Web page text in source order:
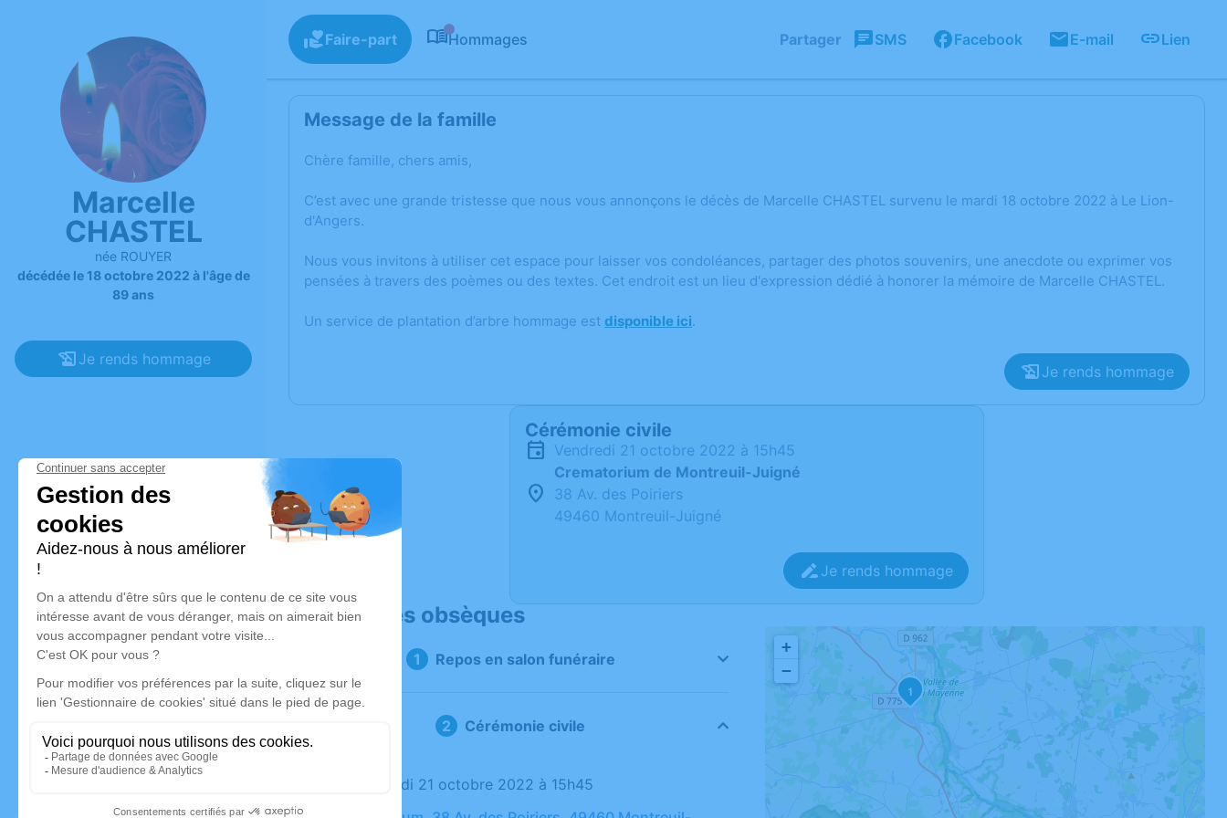
Marcelle
CHASTEL
née ROUYER
décédée le 18 octobre 2022 à l'âge de
89 ans
Je rends hommage
Faire-part Hommages Partager SMS Facebook E-mail Lien
Message de la famille
Chère famille, chers amis,
C’est avec une grande tristesse que nous vous annonçons le décès de Marcelle CHASTEL survenu le mardi 18 octobre 2022 à Le Lion-
d'Angers.
Nous vous invitons à utiliser cet espace pour laisser vos condoléances, partager des photos souvenirs, une anecdote ou exprimer vos
pensées à travers des poèmes ou des textes. Cet endroit est un lieu d'expression dédié à honorer la mémoire de Marcelle CHASTEL.
Un service de plantation d’arbre hommage est disponible ici.
Je rends hommage
Cérémonie civile
vendredi 21 octobre 2022 à 15h45
Crematorium de Montreuil-Juigné
38 Av. des Poiriers
49460 Montreuil-Juigné
Je rends hommage
Déroulé des obsèques
Repos en salon funéraire
Cérémonie civile
Le vendredi 21 octobre 2022 à 15h45
1
+
−